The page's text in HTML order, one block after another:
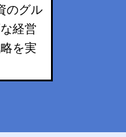
のグル
経営
を実